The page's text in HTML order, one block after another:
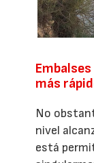
más
No
nivel
está